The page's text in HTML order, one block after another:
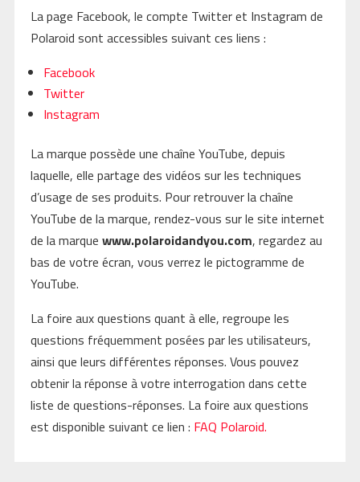
La page Facebook, le compte Twitter et Instagram de
Polaroid sont accessibles suivant ces liens :
Facebook
Twitter
Instagram
La marque possède une chaîne YouTube, depuis
laquelle, elle partage des vidéos sur les techniques
d’usage de ses produits. Pour retrouver la chaîne
YouTube de la marque, rendez-vous sur le site internet
de la marque www.polaroidandyou.com, regardez au
bas de votre écran, vous verrez le pictogramme de
YouTube.
La foire aux questions quant à elle, regroupe les
questions fréquemment posées par les utilisateurs,
ainsi que leurs différentes réponses. Vous pouvez
obtenir la réponse à votre interrogation dans cette
liste de questions-réponses. La foire aux questions
est disponible suivant ce lien : FAQ Polaroid.